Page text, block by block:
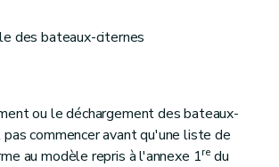
des bateaux-citernes
ou le déchargement des bateaux-
commencer avant qu'une liste de
au modèle repris à l'annexe 1re du